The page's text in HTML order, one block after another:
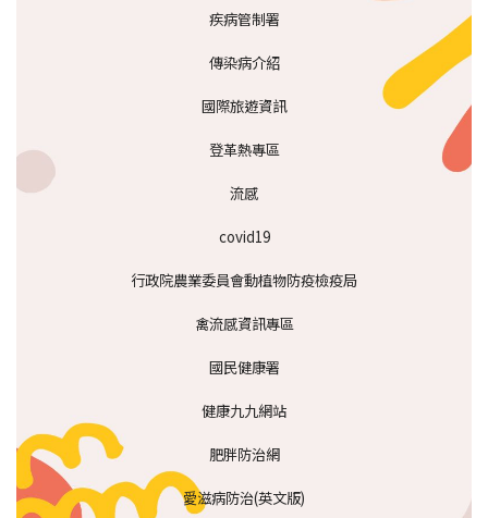
疾病管制署
傳染病介紹
國際旅遊資訊
登革熱專區
流感
covid19
行政院農業委員會動植物防疫檢疫局
禽流感資訊專區
國民健康署
健康九九網站
肥胖防治網
愛滋病防治(英文版)